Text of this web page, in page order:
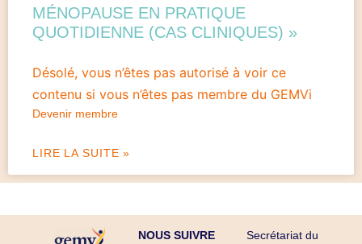
MÉNOPAUSE EN PRATIQUE
QUOTIDIENNE (CAS CLINIQUES) »
Désolé, vous n’êtes pas autorisé à voir ce
contenu si vous n’êtes pas membre du GEMVi
Devenir membre
LIRE LA SUITE »
NOUS SUIVRE
Secrétariat du